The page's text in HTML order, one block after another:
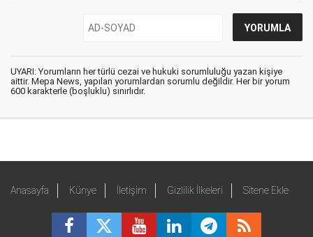
UYARI: Yorumların her türlü cezai ve hukuki sorumluluğu yazan kişiye
aittir. Mepa News, yapılan yorumlardan sorumlu değildir. Her bir yorum
600 karakterle (boşluklu) sınırlıdır.
Anasayfa Künye İletişim Gizlilik İlkeleri Sitene Ekle